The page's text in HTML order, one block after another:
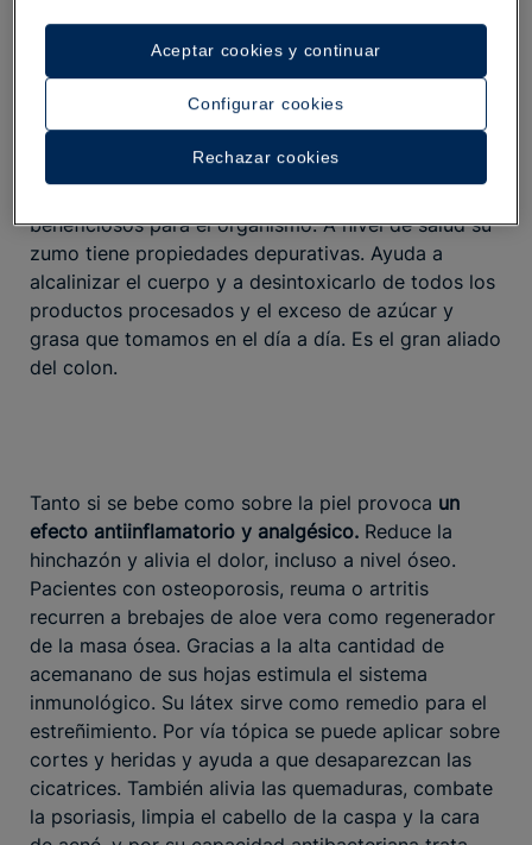
¿Pero qué hace que este arbusto sea tan poderoso?
Aunque muchos lo asocian a la familia de los
cactus, en realidad se trata de una planta suculenta
cuyo interior presenta un aspecto gelatinoso
Contiene más del 99% de agua y el resto lo forman
unos 160 componentes entre vitaminas, minerales e
beneficiosos para el organismo. A nivel de salud su
zumo tiene propiedades depurativas. Ayuda a
alcalinizar el cuerpo y a desintoxicarlo de todos los
productos procesados y el exceso de azúcar y
grasa que tomamos en el día a día. Es el gran aliado
del colon.
Tanto si se bebe como sobre la piel provoca un
efecto antiinflamatorio y analgésico. Reduce la
hinchazón y alivia el dolor, incluso a nivel óseo.
Pacientes con osteoporosis, reuma o artritis
recurren a brebajes de aloe vera como regenerador
de la masa ósea. Gracias a la alta cantidad de
acemanano de sus hojas estimula el sistema
inmunológico. Su látex sirve como remedio para el
estreñimiento. Por vía tópica se puede aplicar sobre
cortes y heridas y ayuda a que desaparezcan las
cicatrices. También alivia las quemaduras, combate
la psoriasis, limpia el cabello de la caspa y la cara
Configurar cookies
Rechazar cookies
Aceptar cookies y continuar